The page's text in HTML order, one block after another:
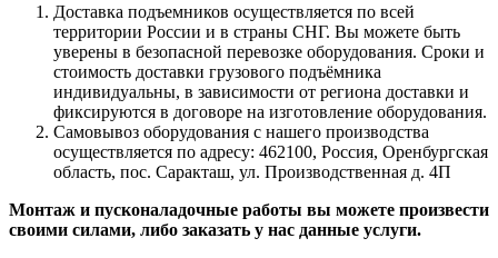
Доставка подъемников осуществляется по всей
территории России и в страны СНГ. Вы можете быть
уверены в безопасной перевозке оборудования. Сроки и
стоимость доставки грузового подъёмника
индивидуальны, в зависимости от региона доставки и
фиксируются в договоре на изготовление оборудования.
Самовывоз оборудования с нашего производства
осуществляется по адресу: 462100, Россия, Оренбургская
область, пос. Саракташ, ул. Производственная д. 4П
Монтаж и пусконаладочные работы вы можете произвести
своими силами, либо заказать у нас данные услуги.